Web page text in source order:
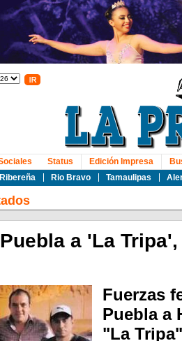
Ribereña Rio Bravo Tamaulipas
Status Edición Impresa
a 'La
Fuerzas
Puebla a
"La